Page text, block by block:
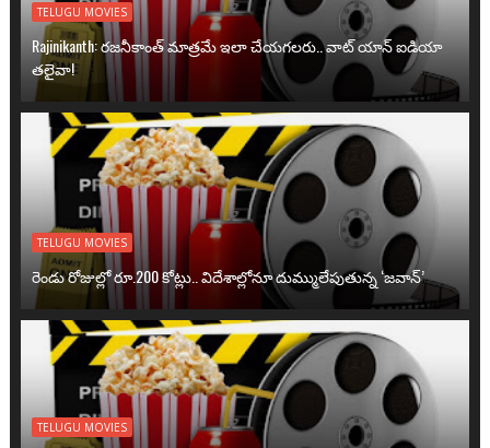
TELUGU MOVIES
Rajinikanth: రజనీకాంత్ మాత్రమే ఇలా చేయగలరు.. వాట్ యాన్ ఐడియా
తలైవా!
TELUGU MOVIES
రెండు రోజుల్లో రూ.200 కోట్లు.. విదేశాల్లోనూ దుమ్ములేపుతున్న ‘జవాన్’
TELUGU MOVIES